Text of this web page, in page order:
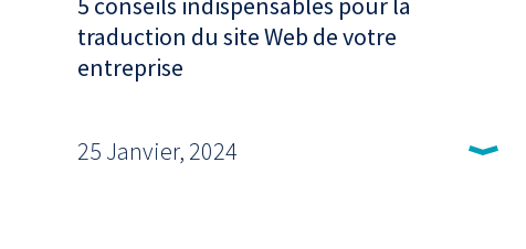
traduction du site Web de votre
entreprise
25 Janvier, 2024